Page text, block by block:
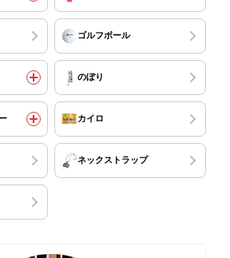
ゴルフボール
のぼり
カイロ
ネックストラップ